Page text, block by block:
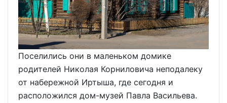
Поселились они в маленьком домике
родителей Николая Корниловича неподалеку
от набережной Иртыша, где сегодня и
расположился дом-музей Павла Васильева.